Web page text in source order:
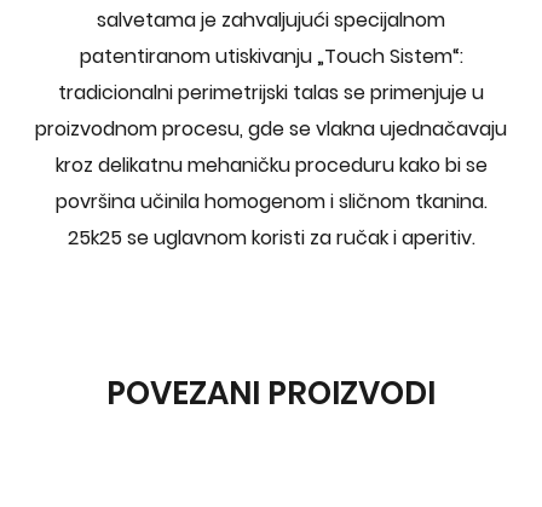
salvetama je zahvaljujući specijalnom
patentiranom utiskivanju „Touch Sistem“:
tradicionalni perimetrijski talas se primenjuje u
proizvodnom procesu, gde se vlakna ujednačavaju
kroz delikatnu mehaničku proceduru kako bi se
površina učinila homogenom i sličnom tkanina.
25k25 se uglavnom koristi za ručak i aperitiv.
POVEZANI PROIZVODI